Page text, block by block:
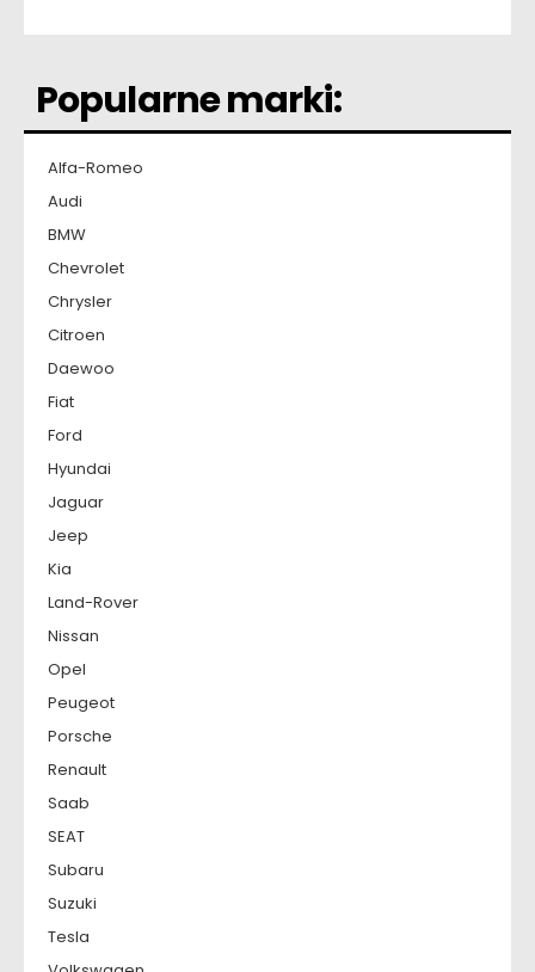
Popularne marki:
Alfa-Romeo
Audi
BMW
Chevrolet
Chrysler
Citroen
Daewoo
Fiat
Ford
Hyundai
Jaguar
Jeep
Kia
Land-Rover
Nissan
Opel
Peugeot
Porsche
Renault
Saab
SEAT
Subaru
Suzuki
Tesla